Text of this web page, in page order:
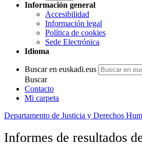
Información general
Accesibilidad
Información legal
Política de cookies
Sede Electrónica
Idioma
Buscar en euskadi.eus
Buscar
Contacto
Mi carpeta
Departamento de Justicia y Derechos
Informes de resultados